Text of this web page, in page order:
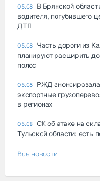
05.08 В Брянской
водителя, погубившего
ДТП
05.08 Часть дороги из
планируют расширить
полос
05.08 РЖД
экспортные
в регионах
05.08 СК об атаке на
Тульской области: есть
Все новости